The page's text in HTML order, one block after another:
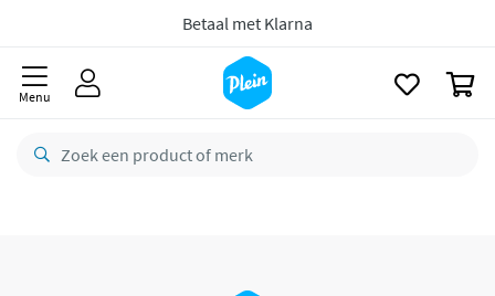
Betaal met Klarna
Menu